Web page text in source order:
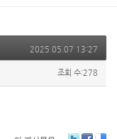
2025.05.07 13:27
조회 수:278